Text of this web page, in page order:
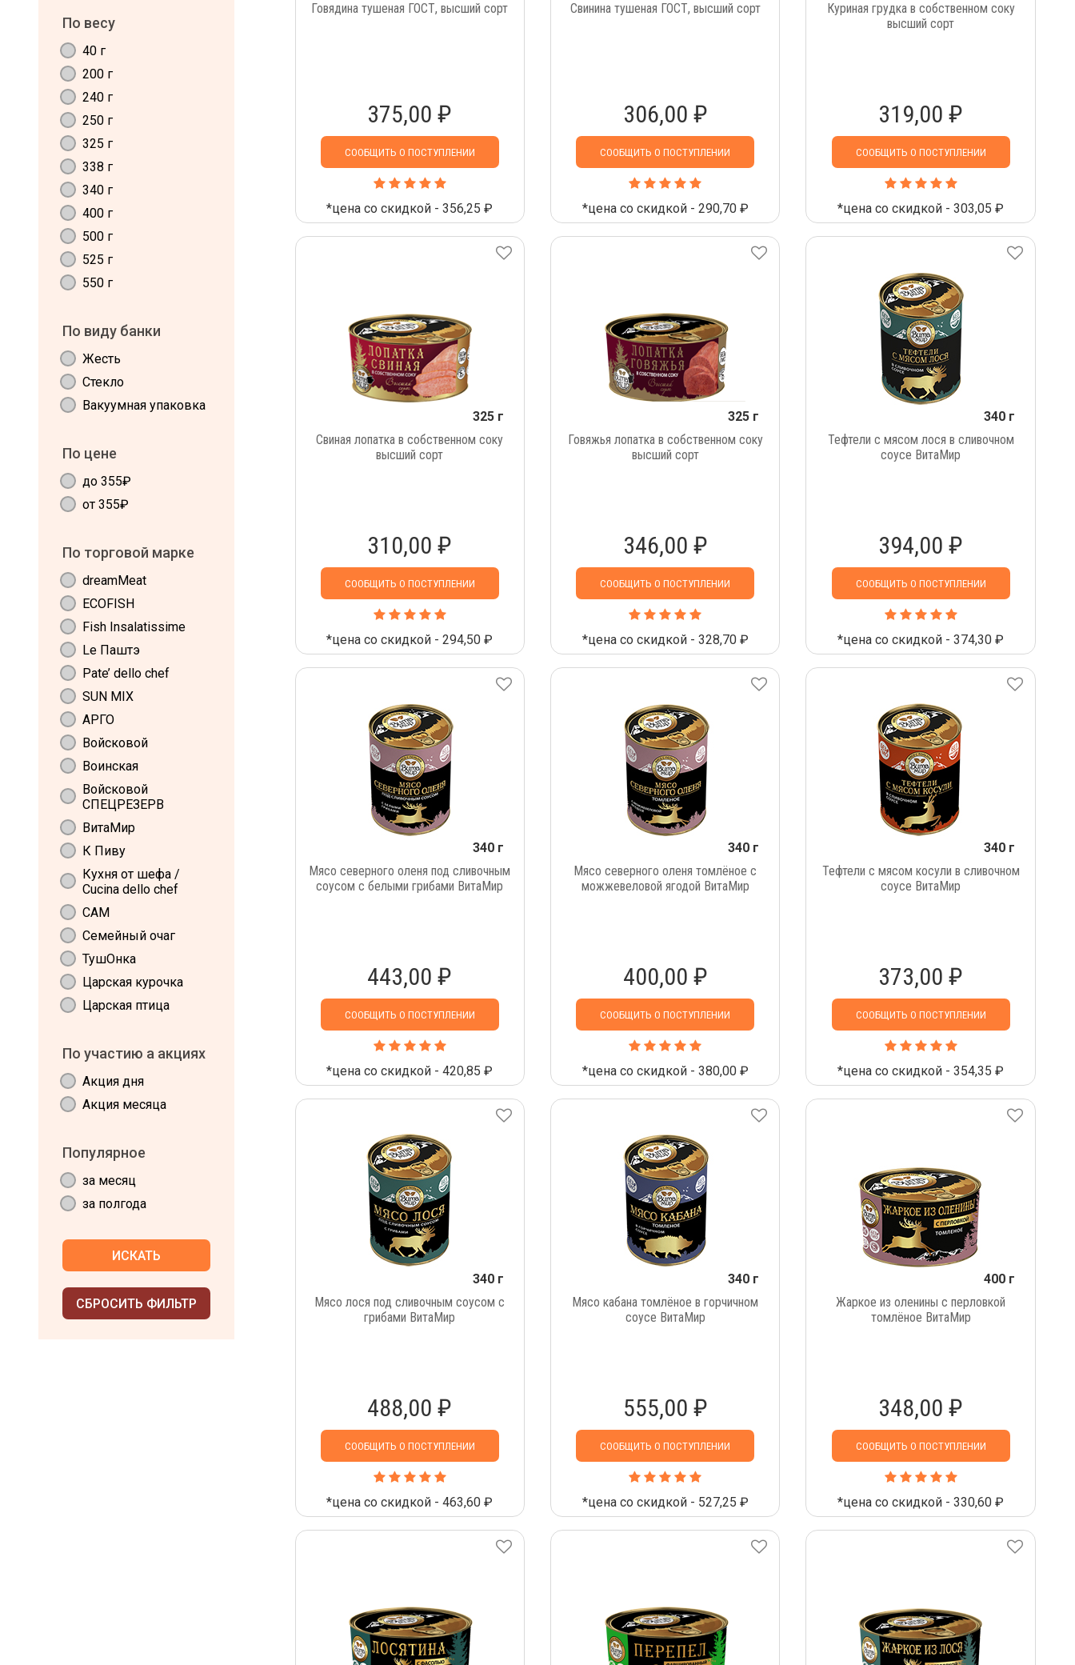
По весу
40 г
200 г
240 г
250 г
325 г
338 г
340 г
400 г
500 г
525 г
550 г
По виду банки
Жесть
Стекло
Вакуумная упаковка
По цене
до 355₽
от 355₽
По торговой марке
dreamMeat
ECOFISH
Fish Insalatissime
Le Паштэ
Pate’ dello chef
SUN MIX
АРГО
Войсковой
Воинская
Войсковой
СПЕЦРЕЗЕРВ
ВитаМир
К Пиву
Кухня от шефа /
Cucina dello chef
САМ
Семейный очаг
ТушОнка
Царская курочка
Царская птица
По участию а акциях
Акция дня
Акция месяца
Популярное
за месяц
за полгода
ИСКАТЬ
СБРОСИТЬ ФИЛЬТР
Говядина тушеная ГОСТ, высший сорт
375,00 ₽
СООБЩИТЬ О ПОСТУПЛЕНИИ
*цена со скидкой - 356,25 ₽
Свинина тушеная ГОСТ, высший сорт
306,00 ₽
СООБЩИТЬ О ПОСТУПЛЕНИИ
*цена со скидкой - 290,70 ₽
Куриная грудка в собственном соку
высший сорт
319,00 ₽
СООБЩИТЬ О ПОСТУПЛЕНИИ
*цена со скидкой - 303,05 ₽
325 г
Свиная лопатка в собственном соку
высший сорт
310,00 ₽
СООБЩИТЬ О ПОСТУПЛЕНИИ
*цена со скидкой - 294,50 ₽
325 г
Говяжья лопатка в собственном соку
высший сорт
346,00 ₽
СООБЩИТЬ О ПОСТУПЛЕНИИ
*цена со скидкой - 328,70 ₽
340 г
Тефтели с мясом лося в сливочном
соусе ВитаМир
394,00 ₽
СООБЩИТЬ О ПОСТУПЛЕНИИ
*цена со скидкой - 374,30 ₽
340 г
Мясо северного оленя под сливочным
соусом с белыми грибами ВитаМир
443,00 ₽
СООБЩИТЬ О ПОСТУПЛЕНИИ
*цена со скидкой - 420,85 ₽
340 г
Мясо северного оленя томлёное с
можжевеловой ягодой ВитаМир
400,00 ₽
СООБЩИТЬ О ПОСТУПЛЕНИИ
*цена со скидкой - 380,00 ₽
340 г
Тефтели с мясом косули в сливочном
соусе ВитаМир
373,00 ₽
СООБЩИТЬ О ПОСТУПЛЕНИИ
*цена со скидкой - 354,35 ₽
340 г
Мясо лося под сливочным соусом с
грибами ВитаМир
488,00 ₽
СООБЩИТЬ О ПОСТУПЛЕНИИ
*цена со скидкой - 463,60 ₽
340 г
Мясо кабана томлёное в горчичном
соусе ВитаМир
555,00 ₽
СООБЩИТЬ О ПОСТУПЛЕНИИ
*цена со скидкой - 527,25 ₽
400 г
Жаркое из оленины с перловкой
томлёное ВитаМир
348,00 ₽
СООБЩИТЬ О ПОСТУПЛЕНИИ
*цена со скидкой - 330,60 ₽